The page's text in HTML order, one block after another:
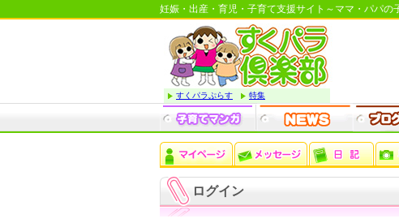
妊娠・出産・育児・子育て支援サイト～ママ・パパの
すくパラぷらす 特集
ログイン